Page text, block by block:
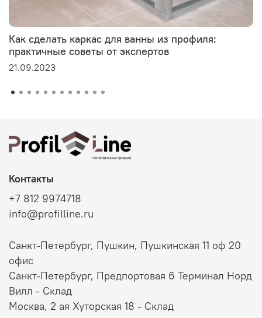
Как сделать каркас для ванны из профиля:
практичные советы от экспертов
21.09.2023
Контакты
+7 812 9974718
info@profilline.ru
Санкт-Петербург, Пушкин, Пушкинская 11 оф 20
офис
Санкт-Петербург, Предпортовая 6 Терминал Норд
Вилл - Склад
Москва, 2 ая Хуторская 18 - Склад